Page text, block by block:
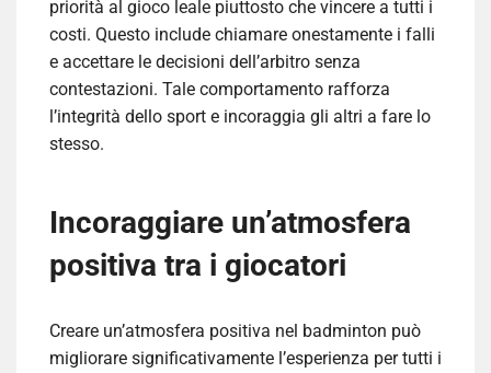
priorità al gioco leale piuttosto che vincere a tutti i
costi. Questo include chiamare onestamente i falli
e accettare le decisioni dell’arbitro senza
contestazioni. Tale comportamento rafforza
l’integrità dello sport e incoraggia gli altri a fare lo
stesso.
Incoraggiare un’atmosfera
positiva tra i giocatori
Creare un’atmosfera positiva nel badminton può
migliorare significativamente l’esperienza per tutti i